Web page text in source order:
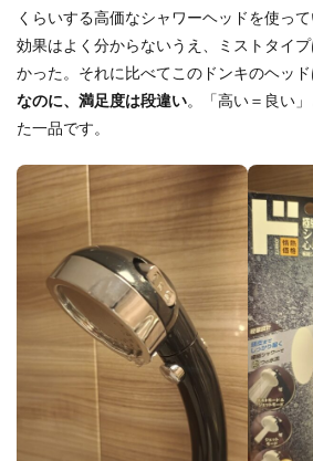
くらいする高価なシャワーヘッドを使って
効果はよく分からないうえ、ミストタイ
かった。それに比べてこのドンキのヘッド
なのに、満足度は段違い。「高い＝良い
た一品です。